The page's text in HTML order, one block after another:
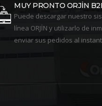
MUY PRONTO ORJİN
Puede descargar nuestro
línea ORJİN y utilizarlo de
enviar sus pedidos al